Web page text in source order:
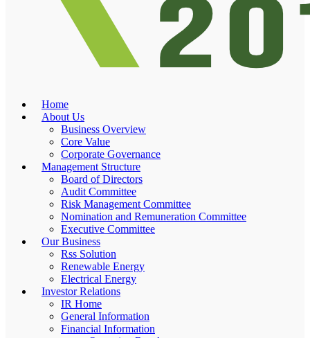
Home
About Us
Business Overview
Core Value
Corporate Governance
Management Structure
Board of Directors
Audit Committee
Risk Management Committee
Nomination and Remuneration Committee
Executive Committee
Our Business
Rss Solution
Renewable Energy
Electrical Energy
Investor Relations
IR Home
General Information
Financial Information